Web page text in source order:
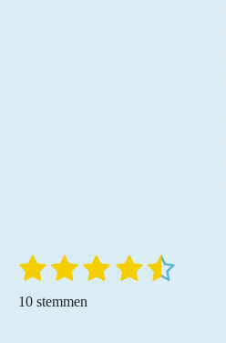
R
t
1
s
2
s
3
s
4 5
S
10 stemmen